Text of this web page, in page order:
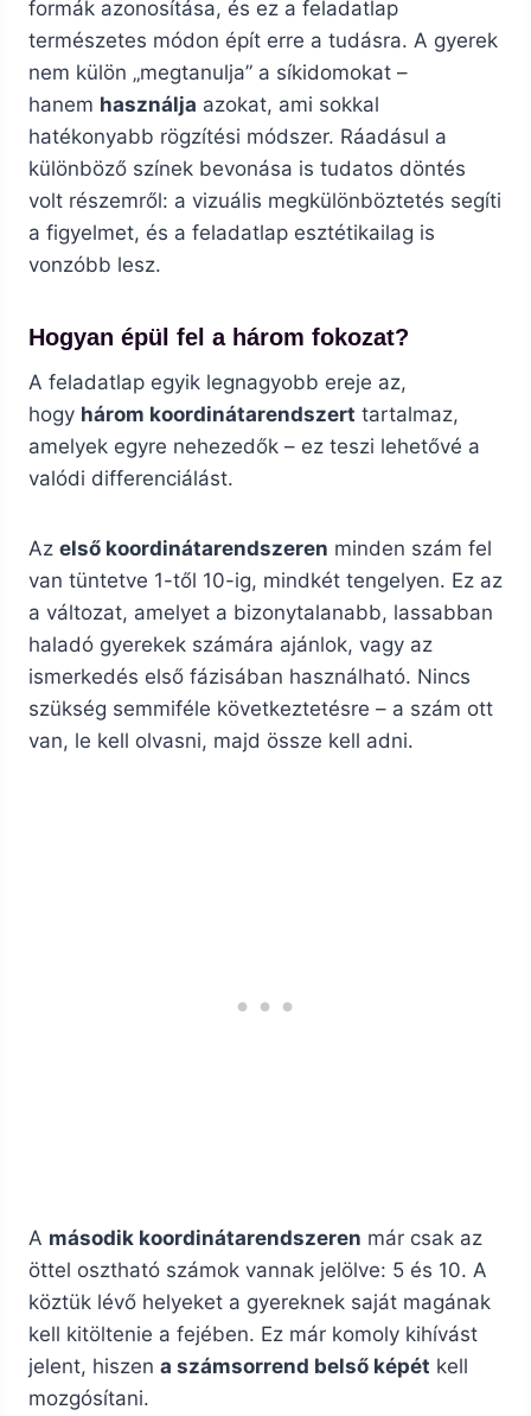
formák azonosítása, és ez a feladatlap
természetes módon épít erre a tudásra. A gyerek
nem külön „megtanulja” a síkidomokat –
hanem használja azokat, ami sokkal
hatékonyabb rögzítési módszer. Ráadásul a
különböző színek bevonása is tudatos döntés
volt részemről: a vizuális megkülönböztetés segíti
a figyelmet, és a feladatlap esztétikailag is
vonzóbb lesz.
Hogyan épül fel a három fokozat?
A feladatlap egyik legnagyobb ereje az,
hogy három koordinátarendszert tartalmaz,
amelyek egyre nehezedők – ez teszi lehetővé a
valódi differenciálást.
Az első koordinátarendszeren minden szám fel
van tüntetve 1-től 10-ig, mindkét tengelyen. Ez az
a változat, amelyet a bizonytalanabb, lassabban
haladó gyerekek számára ajánlok, vagy az
ismerkedés első fázisában használható. Nincs
szükség semmiféle következtetésre – a szám ott
van, le kell olvasni, majd össze kell adni.
A második koordinátarendszeren már csak az
öttel osztható számok vannak jelölve: 5 és 10. A
köztük lévő helyeket a gyereknek saját magának
kell kitöltenie a fejében. Ez már komoly kihívást
jelent, hiszen a számsorrend belső képét kell
mozgósítani.